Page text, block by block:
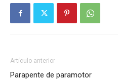
Artículo anterior
Parapente de paramotor